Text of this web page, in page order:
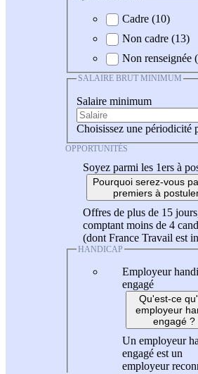
Cadre (10)
Non cadre (13)
Non renseignée
SALAIRE BRUT MINIMUM
Salaire minimum
Choisissez une périodicité
OPPORTUNITÉS
Soyez parmi les 1ers à
Pourquoi serez-vous
premiers à
Offres de plus de 15
comptant moins de 4
(dont France Travail est
HANDICAP
Employeur
engagé
Qu'est-ce
employeur
engagé ?
Un employeur
engagé est un
employeur